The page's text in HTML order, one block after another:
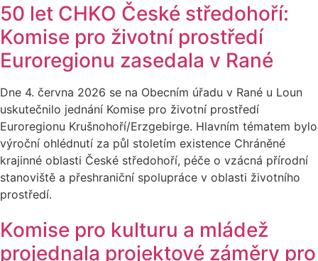
50 let CHKO České středohoří:
Komise pro životní prostředí
Euroregionu zasedala v Rané
Dne 4. června 2026 se na Obecním úřadu v Rané u Loun
uskutečnilo jednání Komise pro životní prostředí
Euroregionu Krušnohoří/Erzgebirge. Hlavním tématem bylo
výroční ohlédnutí za půl stoletím existence Chráněné
krajinné oblasti České středohoří, péče o vzácná přírodní
stanoviště a přeshraniční spolupráce v oblasti životního
prostředí.
Komise pro kulturu a mládež
projednala projektové záměry pro